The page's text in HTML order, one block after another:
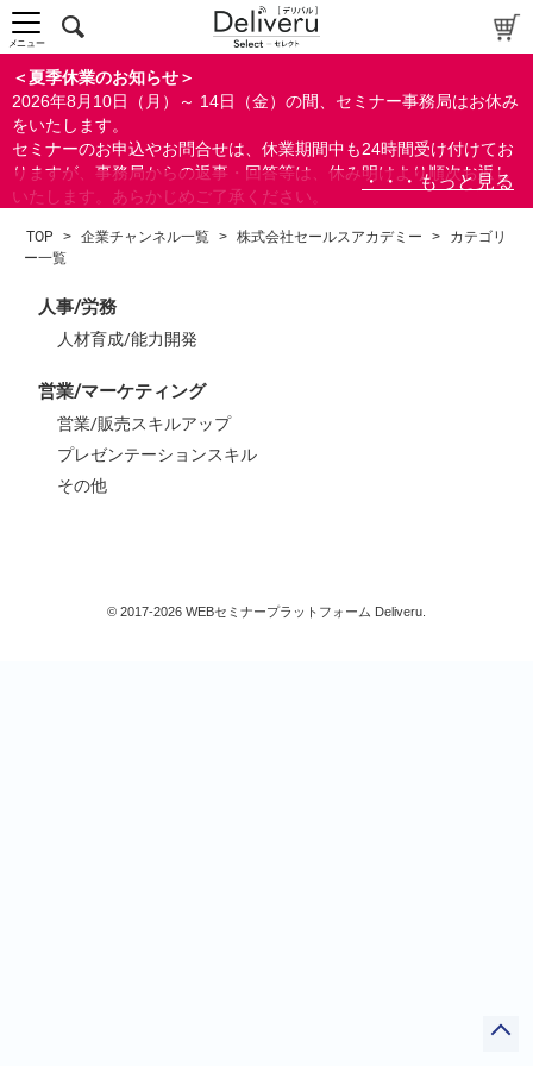
上級者向け
配布資料
指定しない
あり
なし
研修の提供
指定しない
あり
カテゴリー
人事/労務
総務/リスクマネジメント
営業/マーケティング
＜夏季休業のお知らせ＞
2026年8月10日（月）～ 14日（金）の間、セミナー事務局はお休み
をいたします。
セミナーのお申込やお問合せは、休業期間中も24時間受け付けてお
りますが、事務局からの返事・回答等は、休み明けより順次お返し
いたします。あらかじめご了承ください。
ができます。
メニュー
TOP > 企業チャンネル一覧 > 株式会社セールスアカデミー >
カテゴリ
ー一覧
人事/労務
人材育成/能力開発
営業/マーケティング
営業/販売スキルアップ
プレゼンテーションスキル
その他
© 2017-2026 WEBセミナープラットフォーム Deliveru.